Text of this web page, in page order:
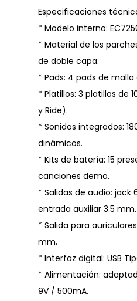
Especificaciones
* Modelo interno:
* Material de los
de doble capa.
* Pads: 4 pads de malla
* Platillos: 3 platillos de
y Ride).
* Sonidos integrados:
dinámicos.
* Kits de batería: 15
canciones demo.
* Salidas de audio: jack
entrada auxiliar 3.5 mm.
* Salida para
mm.
* Interfaz digital: USB
* Alimentación:
9V / 500mA.